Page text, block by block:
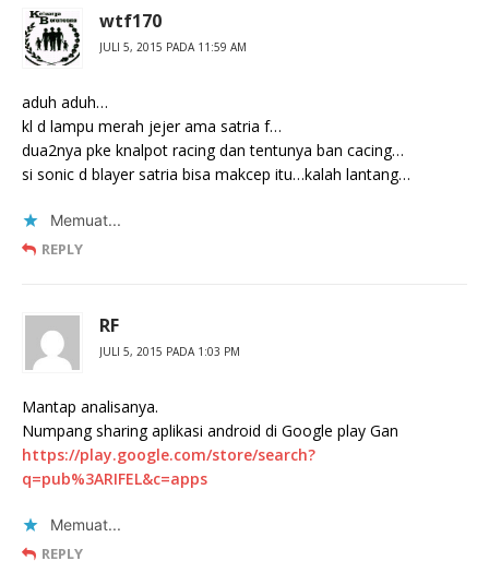
wtf170
JULI 5, 2015 PADA 11:59 AM
aduh aduh…
kl d lampu merah jejer ama satria f…
dua2nya pke knalpot racing dan tentunya ban cacing…
si sonic d blayer satria bisa makcep itu…kalah lantang…
Memuat...
REPLY
RF
JULI 5, 2015 PADA 1:03 PM
Mantap analisanya.
Numpang sharing aplikasi android di Google play Gan
https://play.google.com/store/search?
q=pub%3ARIFEL&c=apps
Memuat...
REPLY